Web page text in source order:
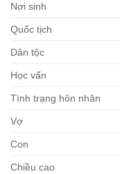
Nơi sinh
Quốc tịch
Dân tộc
Học vấn
Tình trạng hôn nhân
Vợ
Con
Chiều cao